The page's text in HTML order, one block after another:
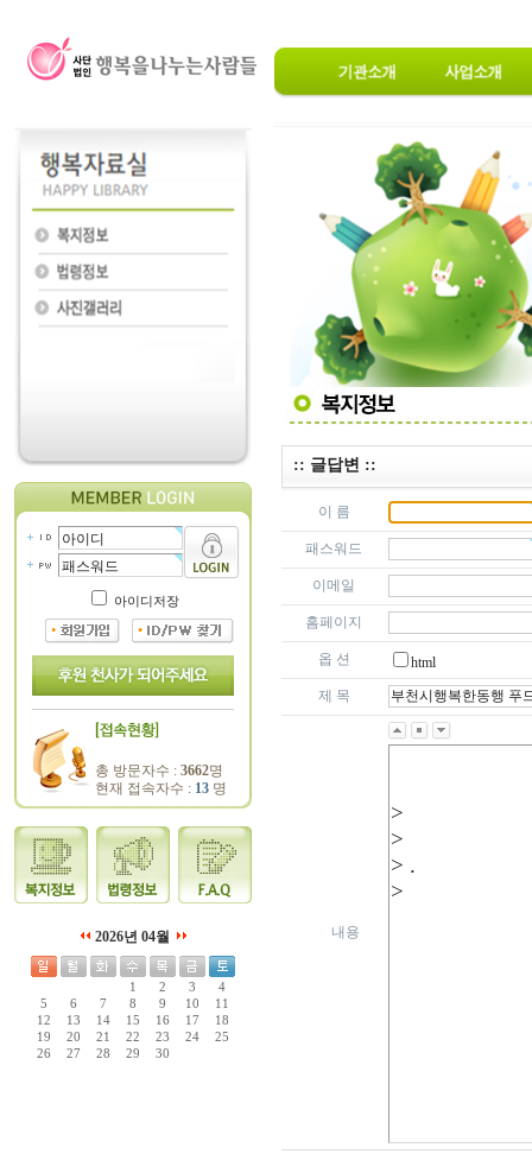
아이디저장
총 방문자수 : 3662명
현재 접속자수 : 13 명
2026년 04월
1 2 3
4
5
6 7 8 9 10
11
12
13 14 15 16 17
18
19
20 21 22 23 24
25
26
27 28 29 30
:: 글답변 ::
이 름
패스워드
이메일
홈페이지
옵 션
html
제 목
내용